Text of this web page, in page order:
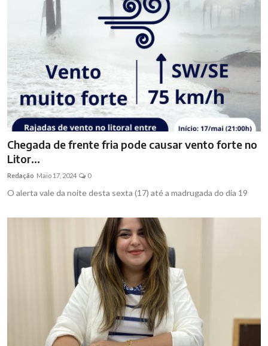
Chegada de frente fria pode causar vento forte no
Litor...
Redação Maio 17, 2024 0
O alerta vale da noite desta sexta (17) até a madrugada do dia 19